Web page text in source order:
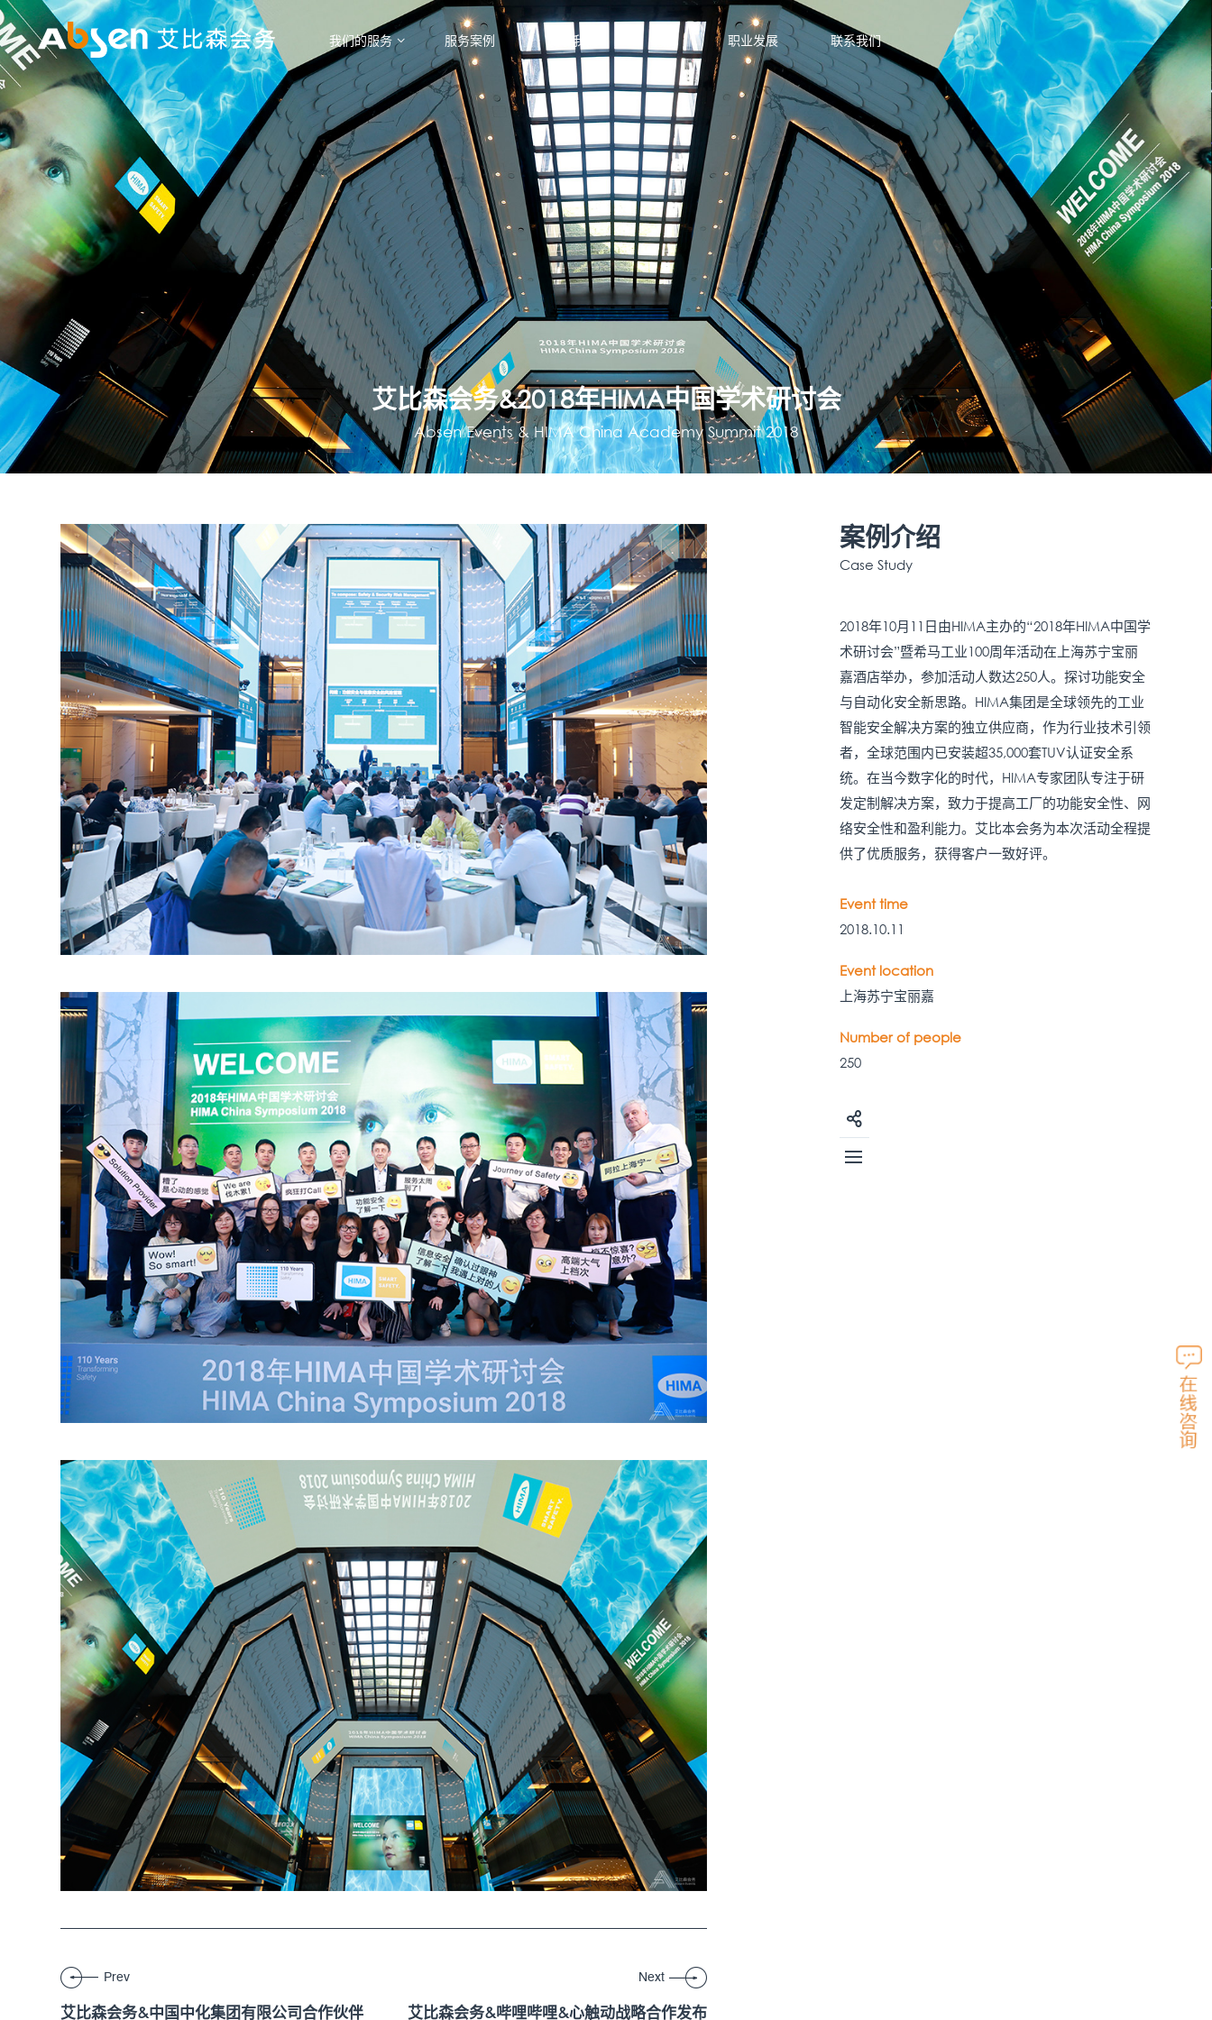
我们的服务 服务案例 关于我们 职业发展 联系我们
艾比森会务&2018年HIMA中国学术研讨会
Absen Events & HIMA China Academy Summit 2018
案例介绍
Case Study
2018年10月11日由HIMA主办的“2018年HIMA中国学
术研讨会”暨希马工业100周年活动在上海苏宁宝丽
嘉酒店举办，参加活动人数达250人。探讨功能安全
与自动化安全新思路。HIMA集团是全球领先的工业
智能安全解决方案的独立供应商，作为行业技术引领
者，全球范围内已安装超35,000套TUV认证安全系
统。在当今数字化的时代，HIMA专家团队专注于研
发定制解决方案，致力于提高工厂的功能安全性、网
络安全性和盈利能力。艾比本会务为本次活动全程提
供了优质服务，获得客户一致好评。
Event time
2018.10.11
Event location
上海苏宁宝丽嘉
Number of people
250
Prev
艾比森会务&中国中化集团有限公司合作伙伴
Next
艾比森会务&哔哩哔哩&心触动战略合作发布